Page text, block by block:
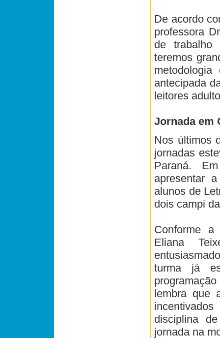
De acordo
professora
de trabalho
teremos
antecipada
leitores
Jornada em
Nos últimos
jornadas
Paraná.
apresentar
alunos de
dois campi
Conforme a
Eliana
turma já
lembra que
disciplina
jornada na